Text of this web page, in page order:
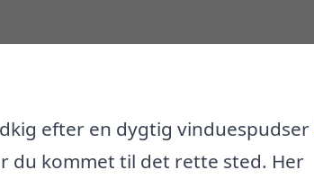
efter en dygtig vinduespudser
du kommet til det rette sted. Her